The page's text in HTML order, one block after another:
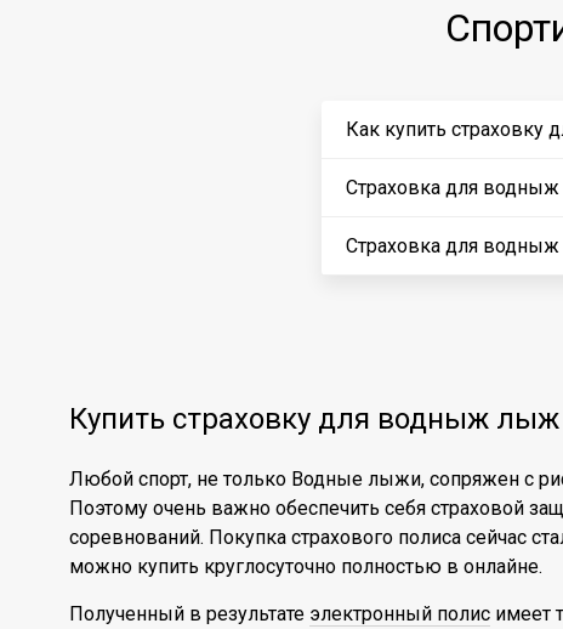
Как купить
Страховка для
Страховка для
Купить страховку для водныж лыж
Любой спорт, не только Водные лыжи, сопряжен с
Поэтому очень важно обеспечить себя страховой
соревнований. Покупка страхового полиса сейчас
можно купить круглосуточно полностью в онлайне.
Полученный в результате электронный полис имеет